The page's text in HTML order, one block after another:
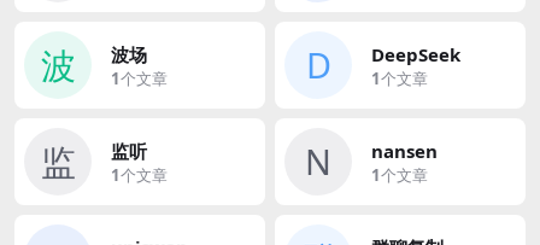
波 波场
1个文章 D DeepSeek
1个文章
监 监听
1个文章 N nansen
1个文章